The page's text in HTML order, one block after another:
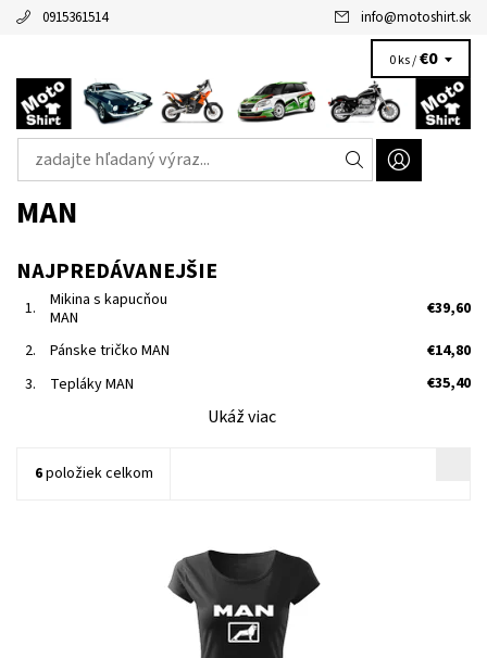
0915361514 info@motoshirt.sk
0 ks /€0
MAN
NAJPREDÁVANEJŠIE
1.
Mikina s kapucňou
MAN
€39,60
2.
Pánske tričko MAN
€14,80
3.
Tepláky MAN €35,40
Ukáž viac
6položiek celkom
Dámske tričko s logom MAN